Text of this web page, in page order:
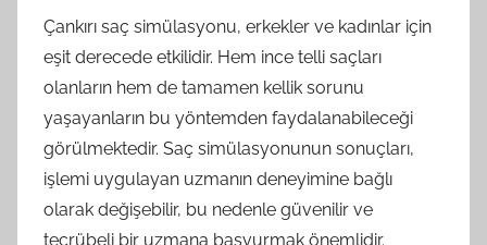
Çankırı saç simülasyonu, erkekler ve kadınlar için
eşit derecede etkilidir. Hem ince telli saçları
olanların hem de tamamen kellik sorunu
yaşayanların bu yöntemden faydalanabileceği
görülmektedir. Saç simülasyonunun sonuçları,
işlemi uygulayan uzmanın deneyimine bağlı
olarak değişebilir, bu nedenle güvenilir ve
tecrübeli bir uzmana başvurmak önemlidir.